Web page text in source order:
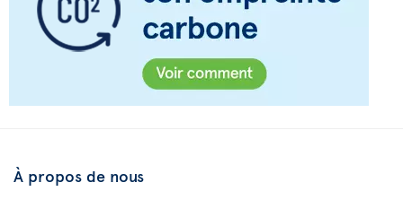
À propos de nous